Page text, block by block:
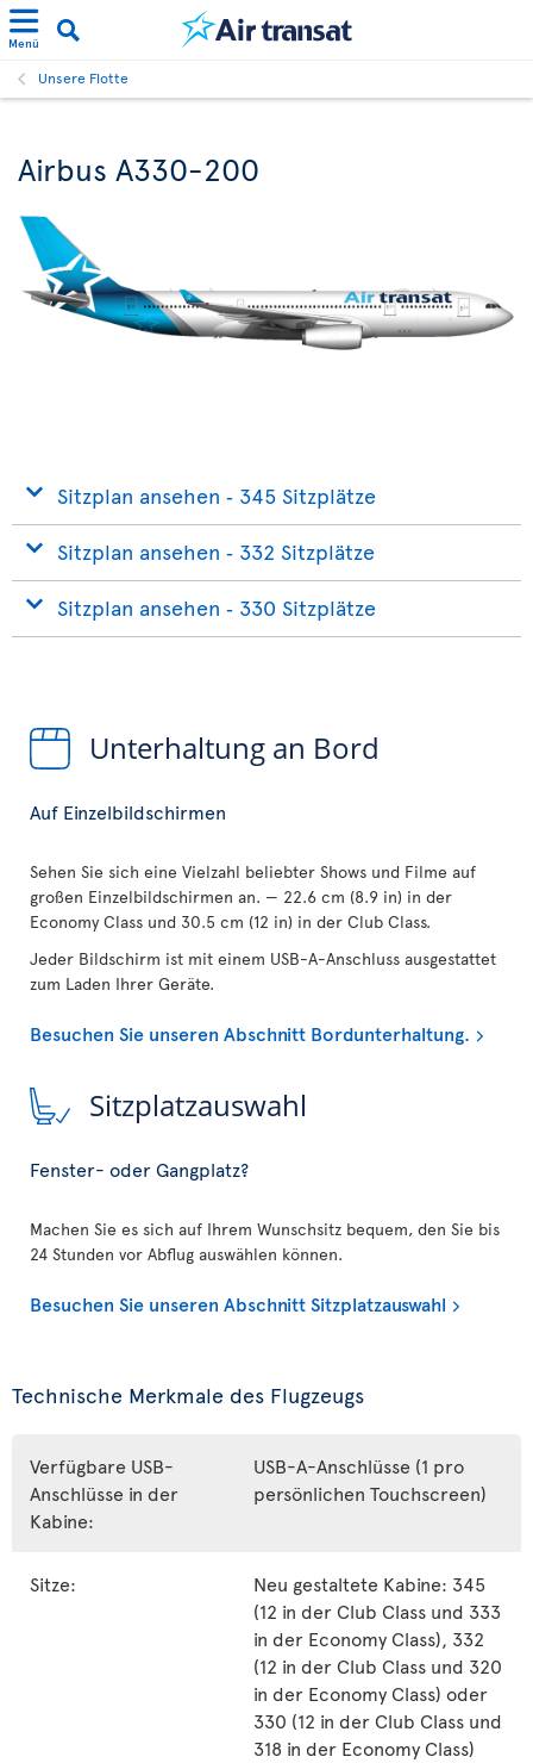
Menü
Unsere Flotte
Airbus A330-200
Sitzplan ansehen ‐ 345 Sitzplätze
Sitzplan ansehen ‐ 332 Sitzplätze
Sitzplan ansehen ‐ 330 Sitzplätze
Unterhaltung an Bord
Auf Einzelbildschirmen
Sehen Sie sich eine Vielzahl beliebter Shows und Filme auf
großen Einzelbildschirmen an. — 22.6 cm (8.9 in) in der
Economy Class und 30.5 cm (12 in) in der Club Class.
Jeder Bildschirm ist mit einem USB-A-Anschluss ausgestattet
zum Laden Ihrer Geräte.
Besuchen Sie unseren Abschnitt Bordunterhaltung.
Sitzplatzauswahl
Fenster- oder Gangplatz?
Machen Sie es sich auf Ihrem Wunschsitz bequem, den Sie bis
24 Stunden vor Abflug auswählen können.
Besuchen Sie unseren Abschnitt Sitzplatzauswahl
Technische Merkmale des Flugzeugs
Verfügbare USB-
Anschlüsse in der
Kabine:
USB-A-Anschlüsse (1 pro
persönlichen Touchscreen)
Sitze:
Neu gestaltete Kabine: 345
(12 in der Club Class und 333
in der Economy Class), 332
(12 in der Club Class und 320
in der Economy Class) oder
330 (12 in der Club Class und
318 in der Economy Class)